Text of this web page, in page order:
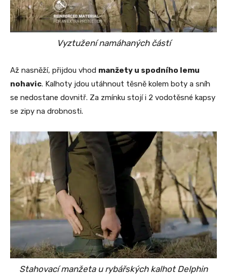
Vyztužení namáhaných částí
Až nasněží, přijdou vhod manžety u spodního lemu
nohavic. Kalhoty jdou utáhnout těsně kolem boty a sníh
se nedostane dovnitř. Za zmínku stojí i 2 vodotěsné kapsy
se zipy na drobnosti.
Stahovací manžeta u rybářských kalhot Delphin